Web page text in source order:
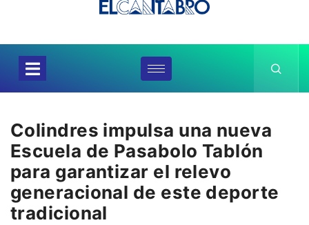
Colindres impulsa una nueva
Escuela de Pasabolo Tablón
para garantizar el relevo
generacional de este deporte
tradicional